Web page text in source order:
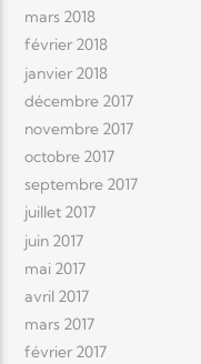
mars 2018
février 2018
janvier 2018
décembre 2017
novembre 2017
octobre 2017
septembre 2017
juillet 2017
juin 2017
mai 2017
avril 2017
mars 2017
février 2017